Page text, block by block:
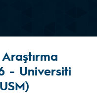
- Universiti